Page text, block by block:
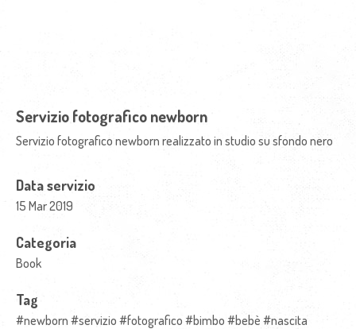
Servizio fotografico newborn
Servizio fotografico newborn realizzato in studio su sfondo nero
Data servizio
15 Mar 2019
Categoria
Book
Tag
#newborn #servizio #fotografico #bimbo #bebè #nascita